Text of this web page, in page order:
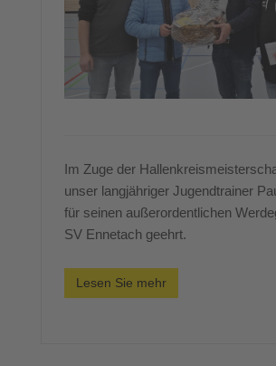
Im Zuge der
unser langjähriger Jugendtrainer
für seinen außerordentlichen
SV Ennetach geehrt.
Lesen Sie mehr